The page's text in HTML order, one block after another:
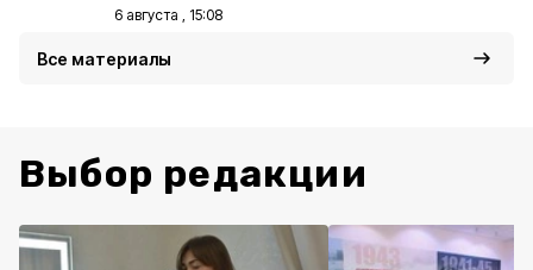
6 августа , 15:08
Все материалы
Выбор редакции